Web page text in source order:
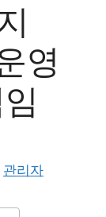
영
관리자